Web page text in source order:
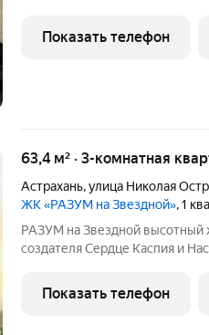
продажа недвижимости это возможность купить готовый дом, в
который
Показать телефон
63,4 м² · 3-комнатная
Астрахань,улица Николая
ЖК «РАЗУМ на Звездной», 1
РАЗУМ на Звездной высотный жилой комплекс компании РАЗУМ,
создателя Сердце Каспия и
26-этажных дома
Показать телефон